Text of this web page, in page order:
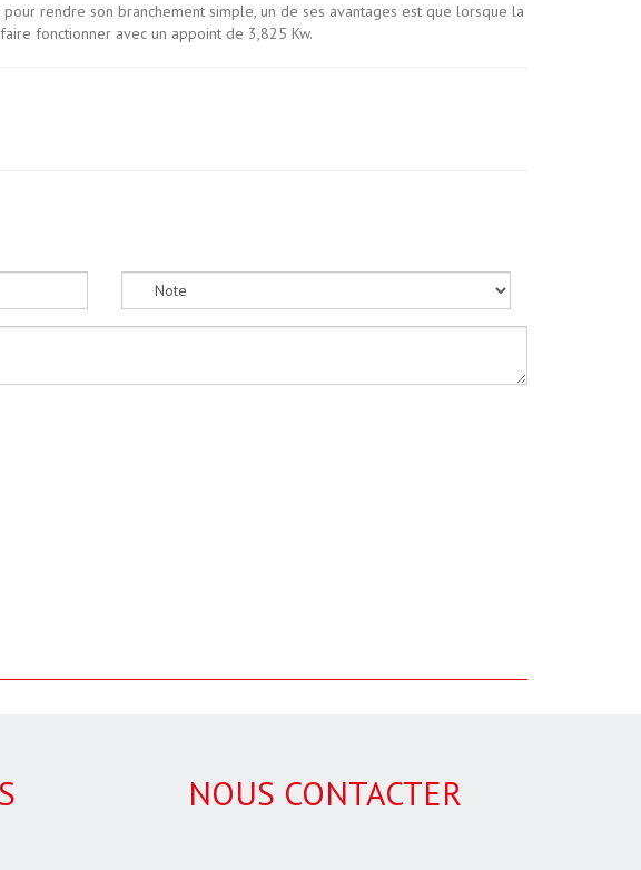
rendre son branchement simple, un de ses avantages est que lorsque la
fonctionner avec un appoint de 3,825 Kw.
NOUS CONTACTER